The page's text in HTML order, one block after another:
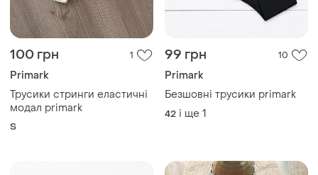
100 грн 1
Primark
Трусики стринги еластичні
модал primark
S
99 грн 10
Primark
Безшовні трусики primark
42 і ще 1